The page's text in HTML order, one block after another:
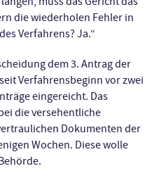
die wiederholen Fehler in
Verfahrens? Ja.“
dem 3. Antrag der
Verfahrensbeginn vor zwei
eingereicht. Das
die versehentliche
Dokumenten der
Wochen. Diese wolle